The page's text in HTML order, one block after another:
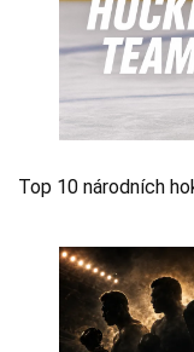
Top 10 národních